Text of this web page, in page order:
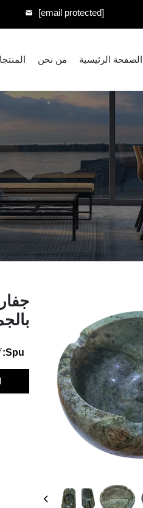
[email protected]
الصفحة الرئيسية من نحن
Spu: